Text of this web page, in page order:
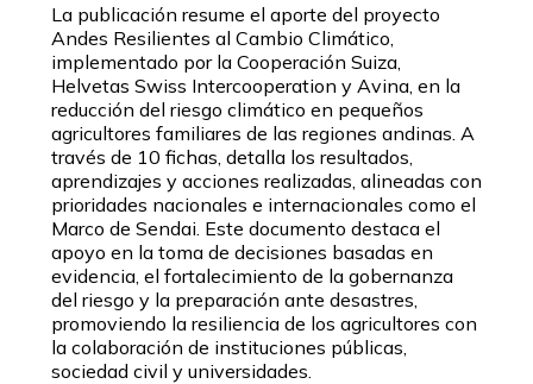
La publicación resume el aporte del proyecto
Andes Resilientes al Cambio Climático,
implementado por la Cooperación Suiza,
Helvetas Swiss Intercooperation y Avina, en la
reducción del riesgo climático en pequeños
agricultores familiares de las regiones andinas. A
través de 10 fichas, detalla los resultados,
aprendizajes y acciones realizadas, alineadas con
prioridades nacionales e internacionales como el
Marco de Sendai. Este documento destaca el
apoyo en la toma de decisiones basadas en
evidencia, el fortalecimiento de la gobernanza
del riesgo y la preparación ante desastres,
promoviendo la resiliencia de los agricultores con
la colaboración de instituciones públicas,
sociedad civil y universidades.